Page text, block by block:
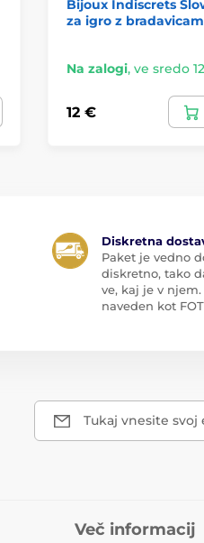
Bijoux Indiscrets
za igro z
Na zalogi, ve sredo
12 €
Diskretna
Paket je vedno
diskretno, tako
ve, kaj je v
naveden kot
Tukaj vnesite svoj
Več informacij